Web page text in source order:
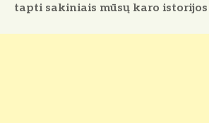
tapti sakiniais mūsų karo istorijos